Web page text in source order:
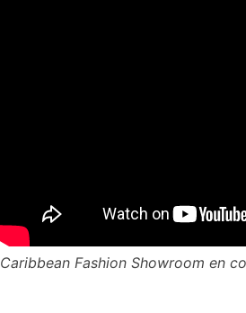
Caribbean Fashion Showroom en